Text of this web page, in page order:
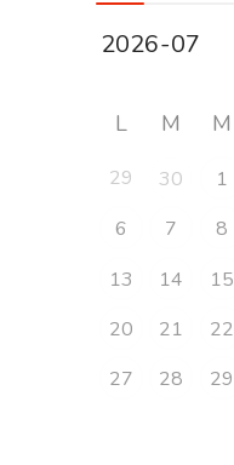
L M M
29 30 1
6
7 8
13
14 15
20
21 22
27
28 29